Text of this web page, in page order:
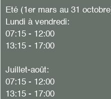
Eté (1er mars au 31
Lundi à vendredi:
07:15 - 12:00
13:15 - 17:00
Juillet-août:
07:15 - 12:00
13:15 - 17:00